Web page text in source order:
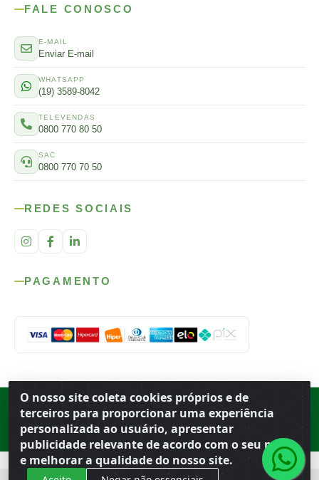
O nosso site coleta cookies próprios e de
terceiros para proporcionar uma experiência
personalizada ao usuário, apresentar
publicidade relevante de acordo com o seu perfil
e melhorar a qualidade do nosso site.
FALE CONOSCO
E-MAIL
Enviar E-mail
WHATSAPP
(19) 3589-8042
TELEVENDAS
0800 770 80 50
SAC
0800 770 70 50
REDES SOCIAIS
PAGAMENTO
Rod. SP-215, s/n, km 98 — Área Rural Porto Ferreira ·BR
· CEP
· CNPJ 56.679.863/0001-91
© 2026 Atacado Ideal